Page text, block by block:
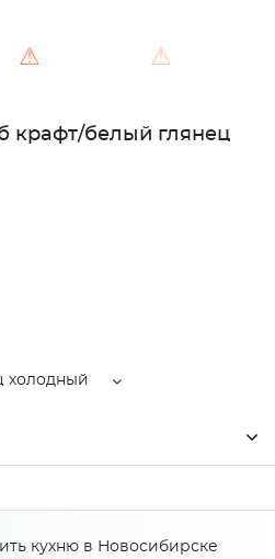
⚠ ⚠
крафт/белый глянец
холодный
2016